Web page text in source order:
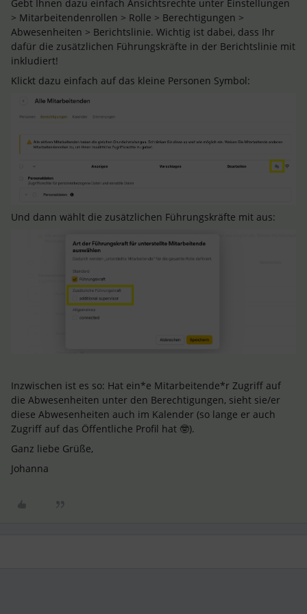
Gebt Ihnen dazu einfach Ansichtsrechte unter Einstellungen
> Mitarbeitendenrollen > Rolle > Berechtigungen >
Abwesenheiten > Berichtslinie. Wichtig ist dabei, dass Ihr
dafür die zusätzlichen Führungskräfte in der Berichtslinie mit
inkludiert!
Klickt dazu einfach auf das kleine Personen Symbol:
Und dann wählt die zusätzlichen Führungskräfte mit aus:
Inzwischen ist es so: Hat ein*e Mitarbeitende*r Zugriff auf
die Abwesenheiten unter den Berechtigungen, sieht sie/er
diese Abwesenheiten auch im Kalender (so lange er auch
Zugriff auf das Öffentliche Profil hat 🤓).
Ganz liebe Grüße,
Johanna